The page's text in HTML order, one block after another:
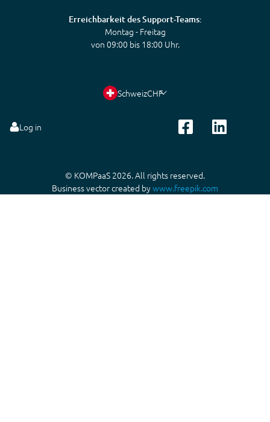
Erreichbarkeit des Support-Teams:
Montag - Freitag
von 09:00 bis 18:00 Uhr.
SchweizCHF
Log in
© KOMPaaS 2026. All rights reserved.
Business vector created bywww.freepik.com